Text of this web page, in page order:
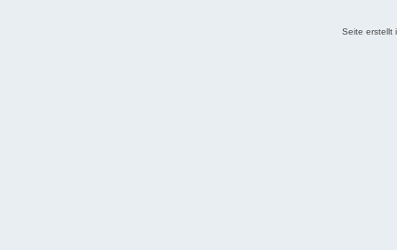
Seite erstellt